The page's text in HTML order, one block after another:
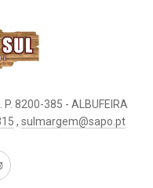
8200-385 - ALBUFEIRA
, sulmargem@sapo.pt